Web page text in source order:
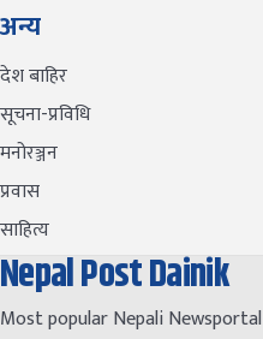
अन्य
देश बाहिर
सूचना-प्रविधि
मनोरञ्जन
प्रवास
साहित्य
Nepal Post Dainik
Most popular Nepali Newsportal